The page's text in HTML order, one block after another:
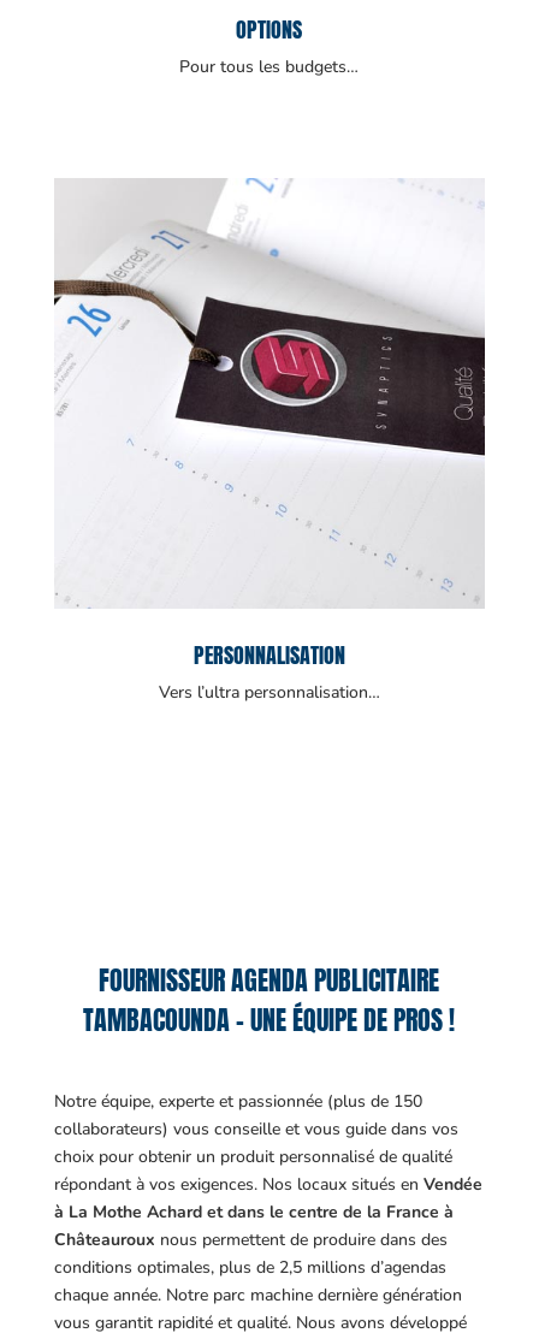
OPTIONS
Pour tous les budgets…
PERSONNALISATION
Vers l’ultra personnalisation…
FOURNISSEUR AGENDA PUBLICITAIRE
TAMBACOUNDA – UNE ÉQUIPE DE PROS !
Notre équipe, experte et passionnée (plus de 150
collaborateurs) vous conseille et vous guide dans vos
choix pour obtenir un produit personnalisé de qualité
répondant à vos exigences. Nos locaux situés en Vendée
à La Mothe Achard et dans le centre de la France à
Châteauroux nous permettent de produire dans des
conditions optimales, plus de 2,5 millions d’agendas
chaque année. Notre parc machine dernière génération
vous garantit rapidité et qualité. Nous avons développé